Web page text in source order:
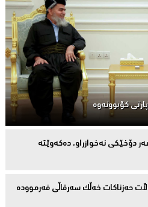
كۆبوونه‌وه‌
دۆخێکی نەخوازراو، دەكەوێتە
حەزناکات خەڵک سەرقاڵى فەرموودە